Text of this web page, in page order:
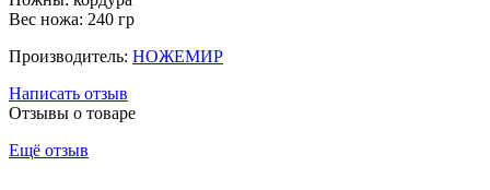
Вес ножа: 240 гр
Производитель: НОЖЕМИР
Написать отзыв
Отзывы о товаре
Ещё отзыв